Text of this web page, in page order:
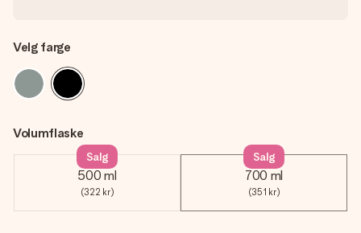
Velg farge
Volumflaske
500 ml
(322 kr)
Salg
700 ml
(351 kr)
Salg